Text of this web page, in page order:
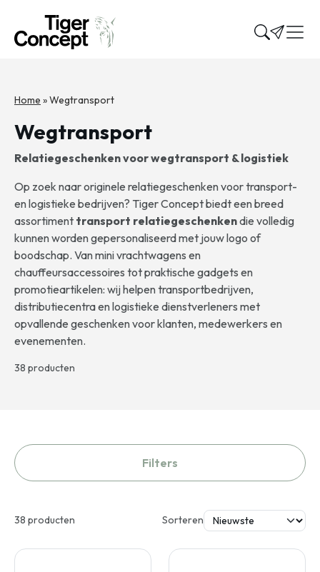
Home »Wegtransport
Wegtransport
Relatiegeschenken voor wegtransport & logistiek
Op zoek naar originele relatiegeschenken voor transport-
en logistieke bedrijven? Tiger Concept biedt een breed
assortiment transport relatiegeschenkendie volledig
kunnen worden gepersonaliseerd met jouw logo of
boodschap. Van mini vrachtwagens en
chauffeursaccessoires tot praktische gadgets en
promotieartikelen: wij helpen transportbedrijven,
distributiecentra en logistieke dienstverleners met
opvallende geschenken voor klanten, medewerkers en
evenementen.
38 producten
Filters
38 producten Sorteren